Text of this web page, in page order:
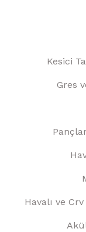
Kesici
Gres
Havalı ve